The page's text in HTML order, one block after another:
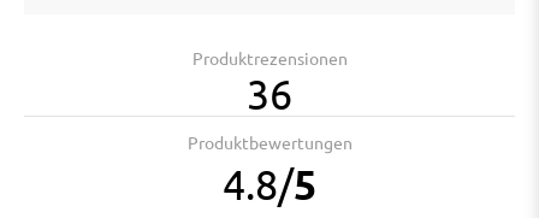
Produktrezensionen
36
Produktbewertungen
4.8/5